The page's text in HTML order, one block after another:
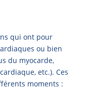
qui ont pour
ou bien
du myocarde,
etc.). Ces
moments :